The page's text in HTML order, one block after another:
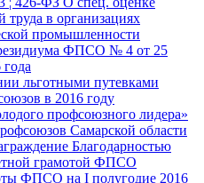
труда в организациях
промышленности
ФПСО № 4 от 25
льготными путевками
в 2016 году
профсоюзного лидера»
Самарской области
Благодарностью
грамотой ФПСО
ФПСО на I полугодие 2016